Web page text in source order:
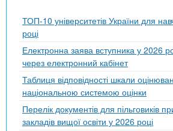
ТОП-10 університетів України для
році
Електронна заява вступника у 2026
через електронний кабінет
Таблиця відповідності шкали
національною системою оцінки
Перелік документів для пільговиків
закладів вищої освіти у 2026 році